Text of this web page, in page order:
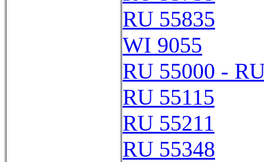
RU 55835
WI 9055
RU 55000 -
RU 55115
RU 55211
RU 55348